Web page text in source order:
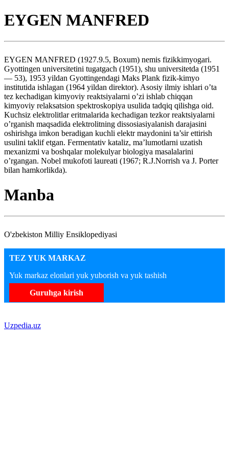
EYGEN MANFRED
EYGEN MANFRED (1927.9.5, Boxum) nemis fizikkimyogari.
Gyottingen universitetini tugatgach (1951), shu universitetda (1951
— 53), 1953 yildan Gyottingendagi Maks Plank fizik-kimyo
institutida ishlagan (1964 yildan direktor). Asosiy ilmiy ishlari o’ta
tez kechadigan kimyoviy reaktsiyalarni o’zi ishlab chiqqan
kimyoviy relaksatsion spektroskopiya usulida tadqiq qilishga oid.
Kuchsiz elektrolitlar eritmalarida kechadigan tezkor reaktsiyalarni
o’rganish maqsadida elektrolitning dissosiasiyalanish darajasini
oshirishga imkon beradigan kuchli elektr maydonini ta’sir ettirish
usulini taklif etgan. Fermentativ kataliz, ma’lumotlarni uzatish
mexanizmi va boshqalar molekulyar biologiya masalalarini
o’rgangan. Nobel mukofoti laureati (1967; R.J.Norrish va J. Porter
bilan hamkorlikda).
Manba
O'zbekiston Milliy Ensiklopediyasi
TEZ YUK MARKAZ
Yuk markaz elonlari yuk yuborish va yuk tashish
Guruhga kirish
Uzpedia.uz